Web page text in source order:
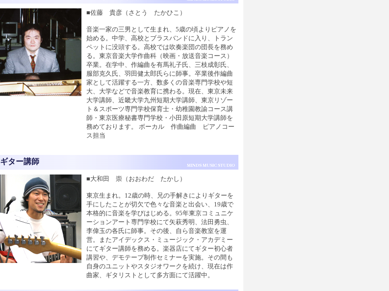
■佐藤 貴彦（さとう たかひこ）
音楽一家の三男として生まれ、5歳の頃よりピアノを
始める。中学、高校とブラスバンドに入り、トラン
ペットに没頭する。高校では吹奏楽団の団長を務め
る。東京音楽大学作曲科（映画・放送音楽コース）
卒業。在学中、作編曲を有馬礼子氏、三枝成彰氏、
服部克久氏、羽田健太郎氏らに師事。卒業後作編曲
家として活躍する一方、数多くの音楽専門学校や短
大、大学などで音楽教育に携わる。現在、東京未来
大学講師、近畿大学九州短期大学講師、東京リゾー
ト＆スポーツ専門学校保育士・幼稚園教諭コース講
師・東京医療秘書専門学校・小田原短期大学講師を
務めております。 ボーカル 作曲編曲 ピアノコー
ス担当
ギター講師
■大和田 崇（おおわだ たかし）
東京生まれ。12歳の時、兄の手解きによりギターを
手にしたことが切欠で色々な音楽と出会い、19歳で
本格的に音楽を学びはじめる。95年東京コミュニケ
ーションアート専門学校にて矢萩秀明、法田勇虫、
李偉玉の各氏に師事。その後、自ら音楽教室を運
営。またアイデックス・ミュージック・アカデミー
にてギター講師を務める。楽器店にてギター初心者
講習や、デモテープ制作セミナーを実施。その間も
自身のユニットやスタジオワークを続け、現在は作
曲家、ギタリストとして多方面にて活躍中。